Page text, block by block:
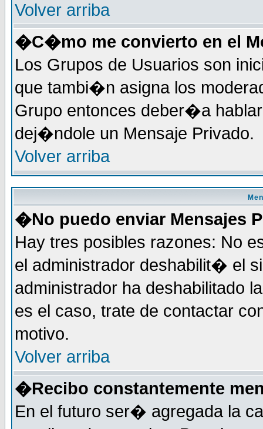
Volver arriba
�C�mo me convierto en el
Los Grupos de Usuarios son
que tambi�n asigna los
Grupo entonces deber�a
dej�ndole un Mensaje Privado.
Volver arriba
�No puedo enviar Mensajes
Hay tres posibles razones: No
el administrador deshabilit� el
administrador ha deshabilitado
es el caso, trate de contactar
motivo.
Volver arriba
�Recibo constantemente
En el futuro ser� agregada la